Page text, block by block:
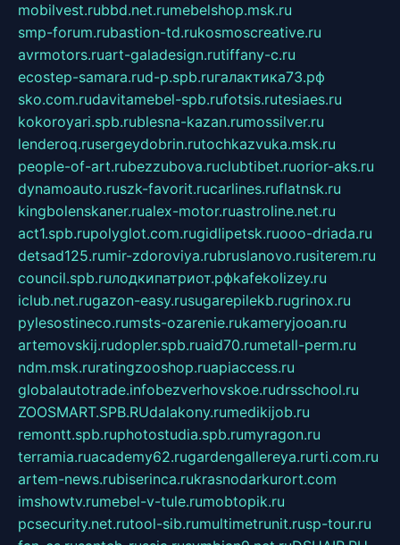
mobilvest.rubbd.net.rumebelshop.msk.ru
smp-forum.rubastion-td.rukosmoscreative.ru
avrmotors.ruart-galadesign.rutiffany-c.ru
ecostep-samara.rud-p.spb.ruгалактика73.рф
sko.com.rudavitamebel-spb.rufotsis.rutesiaes.ru
kokoroyari.spb.rublesna-kazan.rumossilver.ru
lenderoq.rusergeydobrin.rutochkazvuka.msk.ru
people-of-art.rubezzubova.ruclubtibet.ruorior-aks.ru
dynamoauto.ruszk-favorit.rucarlines.ruflatnsk.ru
kingbolenskaner.rualex-motor.ruastroline.net.ru
act1.spb.rupolyglot.com.rugidlipetsk.ruooo-driada.ru
detsad125.rumir-zdoroviya.rubruslanovo.rusiterem.ru
council.spb.ruлодкипатриот.рфkafekolizey.ru
iclub.net.rugazon-easy.rusugarepilekb.rugrinox.ru
pylesostineco.rumsts-ozarenie.rukameryjooan.ru
artemovskij.rudopler.spb.ruaid70.rumetall-perm.ru
ndm.msk.ruratingzooshop.ruapiaccess.ru
globalautotrade.infobezverhovskoe.rudrsschool.ru
ZOOSMART.SPB.RUdalakony.rumedikijob.ru
remontt.spb.ruphotostudia.spb.rumyragon.ru
terramia.ruacademy62.rugardengallereya.rurti.com.ru
artem-news.rubiserinca.rukrasnodarkurort.com
imshowtv.rumebel-v-tule.rumobtopik.ru
pcsecurity.net.rutool-sib.rumultimetrunit.rusp-tour.ru